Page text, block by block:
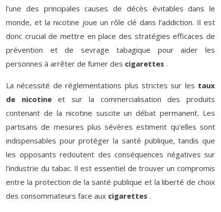
l’une des principales causes de décès évitables dans le
monde, et la nicotine joue un rôle clé dans l’addiction. Il est
donc crucial de mettre en place des stratégies efficaces de
prévention et de sevrage tabagique pour aider les
personnes à arrêter de fumer des cigarettes .
La nécessité de réglementations plus strictes sur les taux
de nicotineet sur la commercialisation des produits
contenant de la nicotine suscite un débat permanent. Les
partisans de mesures plus sévères estiment qu’elles sont
indispensables pour protéger la santé publique, tandis que
les opposants redoutent des conséquences négatives sur
l’industrie du tabac. Il est essentiel de trouver un compromis
entre la protection de la santé publique et la liberté de choix
des consommateurs face aux cigarettes .